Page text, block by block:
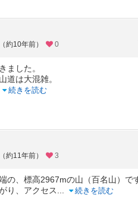
約10年前） 0
ました。
道は大混雑。
続きを読む
約11年前） 3
の、標高2967mの山（百名山）で
り、アクセス
続きを読む